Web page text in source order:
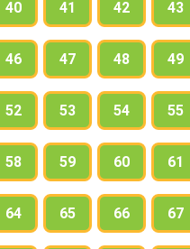
40 41 42 43
46 47 48 49
52 53 54 55
58 59 60 61
64 65 66 67